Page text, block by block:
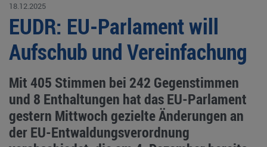
18.12.2025
EUDR: EU-Parlament will
Aufschub und Vereinfachung
Mit 405 Stimmen bei 242 Gegenstimmen
und 8 Enthaltungen hat das EU-Parlament
gestern Mittwoch gezielte Änderungen an
der EU-Entwaldungsverordnung